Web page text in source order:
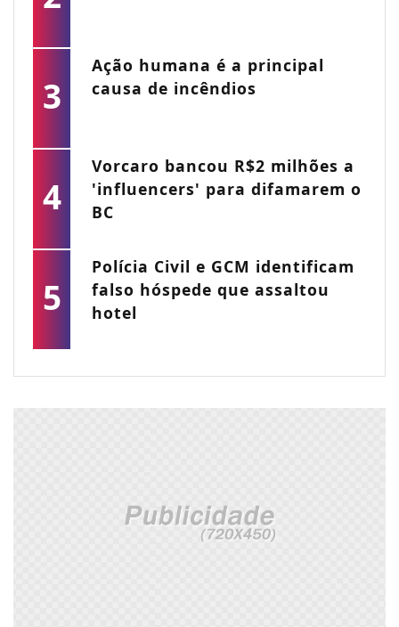
3
Ação humana é a principal
causa de incêndios
4
Vorcaro bancou R$2 milhões a
'influencers' para difamarem o
BC
5
Polícia Civil e GCM identificam
falso hóspede que assaltou
hotel